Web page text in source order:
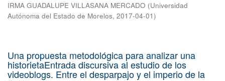
IRMA GUADALUPE VILLASANA MERCADO (Universidad
Autónoma del Estado de Morelos, 2017-04-01)
Una propuesta metodológica para analizar una
historietaEntrada discursiva al estudio de los
videoblogs. Entre el desparpajo y el imperio de la